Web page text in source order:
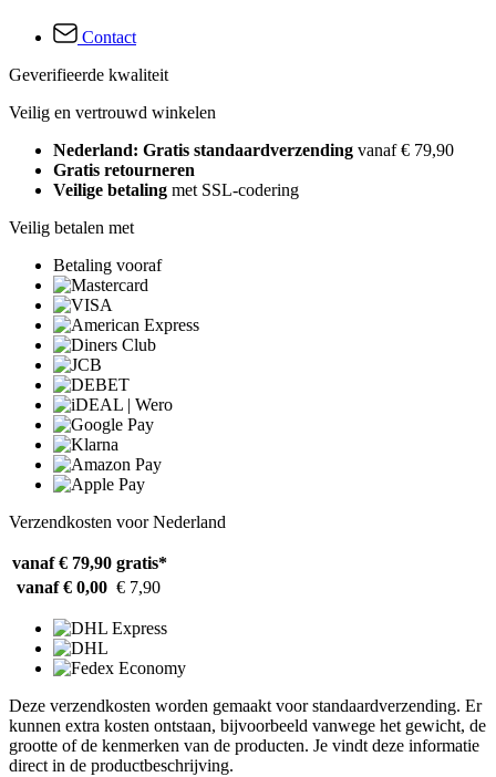
Contact
Geverifieerde kwaliteit
Veilig en vertrouwd winkelen
Nederland: Gratis standaardverzending vanaf € 79,90
Gratis retourneren
Veilige betaling met SSL-codering
Veilig betalen met
Betaling vooraf
Verzendkosten voor Nederland
vanaf € 79,90 gratis*
vanaf € 0,00 € 7,90
Deze verzendkosten worden gemaakt voor standaardverzending. Er
kunnen extra kosten ontstaan, bijvoorbeeld vanwege het gewicht, de
grootte of de kenmerken van de producten. Je vindt deze informatie
direct in de productbeschrijving.